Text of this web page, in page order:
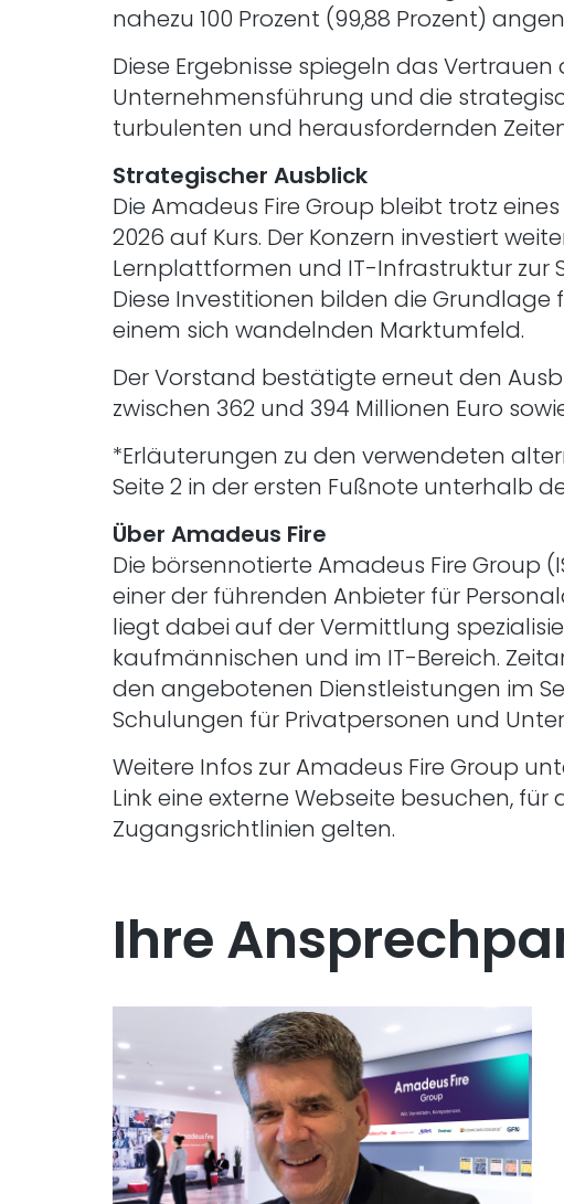
nahezu 100 Prozent (99,88 Prozent)
Diese Ergebnisse spiegeln das
Unternehmensführung und die
turbulenten und herausfordernden
Strategischer Ausblick
Die Amadeus Fire Group bleibt trotz
2026 auf Kurs. Der Konzern investiert
Lernplattformen und IT-Infrastruktur zur
Diese Investitionen bilden die
einem sich wandelnden Marktumfeld.
Der Vorstand bestätigte erneut den
zwischen 362 und 394 Millionen Euro
*Erläuterungen zu den verwendeten
Seite 2 in der ersten Fußnote unterhalb
Über Amadeus Fire
Die börsennotierte Amadeus Fire Group
einer der führenden Anbieter für
liegt dabei auf der Vermittlung
kaufmännischen und im IT-Bereich.
den angebotenen Dienstleistungen im
Schulungen für Privatpersonen und
Weitere Infos zur Amadeus Fire Group
Link eine externe Webseite besuchen,
Zugangsrichtlinien gelten.
Ihre